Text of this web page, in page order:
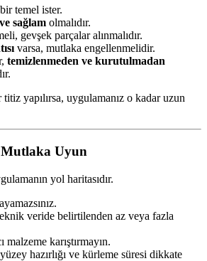
temel ister.
sağlam olmalıdır.
gevşek parçalar alınmalıdır.
varsa, mutlaka engellenmelidir.
temizlenmeden ve kurutulmadan
yapılırsa, uygulamanız o kadar uzun
Uyun
yol haritasıdır.
veride belirtilenden az veya fazla
karıştırmayın.
hazırlığı ve kürleme süresi dikkate